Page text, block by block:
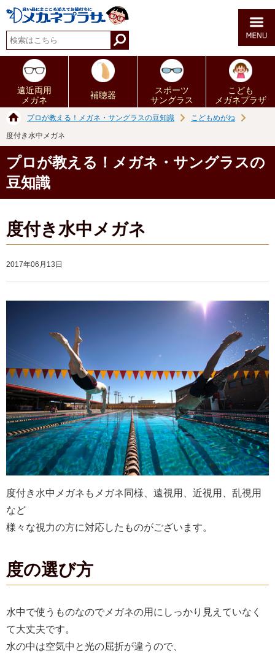
遠近両用
メガネ
補聴器
スポーツ
サングラス
こども
メガネプラザ
プロが教える！メガネ・サングラスの豆知識 こどもめがね
度付き水中メガネ
プロが教える！メガネ・サングラスの
豆知識
度付き水中メガネ
2017年06月13日
度付き水中メガネもメガネ同様、遠視用、近視用、乱視用
など
様々な視力の方に対応したものがございます。
度の選び方
水中で使うものなのでメガネの用にしっかり見えていなく
て大丈夫です。
水の中は空気中と光の屈折が違うので、